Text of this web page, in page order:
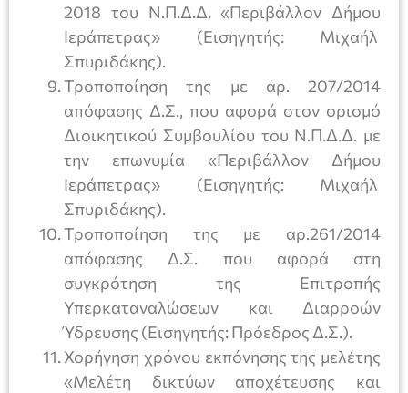
2018 του Ν.Π.Δ.Δ. «Περιβάλλον Δήμου
Ιεράπετρας» (Εισηγητής: Μιχαήλ
Σπυριδάκης).
Τροποποίηση της με αρ. 207/2014
απόφασης Δ.Σ., που αφορά στον ορισμό
Διοικητικού Συμβουλίου του Ν.Π.Δ.Δ. με
την επωνυμία «Περιβάλλον Δήμου
Ιεράπετρας» (Εισηγητής: Μιχαήλ
Σπυριδάκης).
Τροποποίηση της με αρ.261/2014
απόφασης Δ.Σ. που αφορά στη
συγκρότηση της Επιτροπής
Υπερκαταναλώσεων και Διαρροών
Ύδρευσης (Εισηγητής: Πρόεδρος Δ.Σ.).
Χορήγηση χρόνου εκπόνησης της μελέτης
«Μελέτη δικτύων αποχέτευσης και